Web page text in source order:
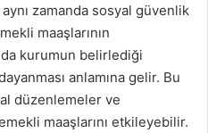
zamanda sosyal güvenlik
maaşlarının
kurumun belirlediği
anlamına gelir. Bu
düzenlemeler ve
maaşlarını etkileyebilir.